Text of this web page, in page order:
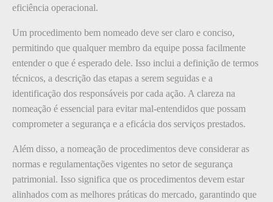
eficiência operacional.
Um procedimento bem nomeado deve ser claro e conciso,
permitindo que qualquer membro da equipe possa facilmente
entender o que é esperado dele. Isso inclui a definição de termos
técnicos, a descrição das etapas a serem seguidas e a
identificação dos responsáveis por cada ação. A clareza na
nomeação é essencial para evitar mal-entendidos que possam
comprometer a segurança e a eficácia dos serviços prestados.
Além disso, a nomeação de procedimentos deve considerar as
normas e regulamentações vigentes no setor de segurança
patrimonial. Isso significa que os procedimentos devem estar
alinhados com as melhores práticas do mercado, garantindo que